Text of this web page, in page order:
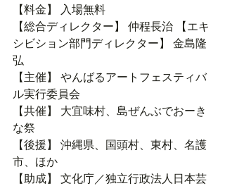
【料金】 入場無料
【総合ディレクター】 仲程長治 【エキ
シビション部門ディレクター】 金島隆
弘
【主催】 やんばるアートフェスティバ
ル実行委員会
【共催】 大宜味村、島ぜんぶでおーき
な祭
【後援】 沖縄県、国頭村、東村、名護
市、ほか
【助成】 文化庁／独立行政法人日本芸